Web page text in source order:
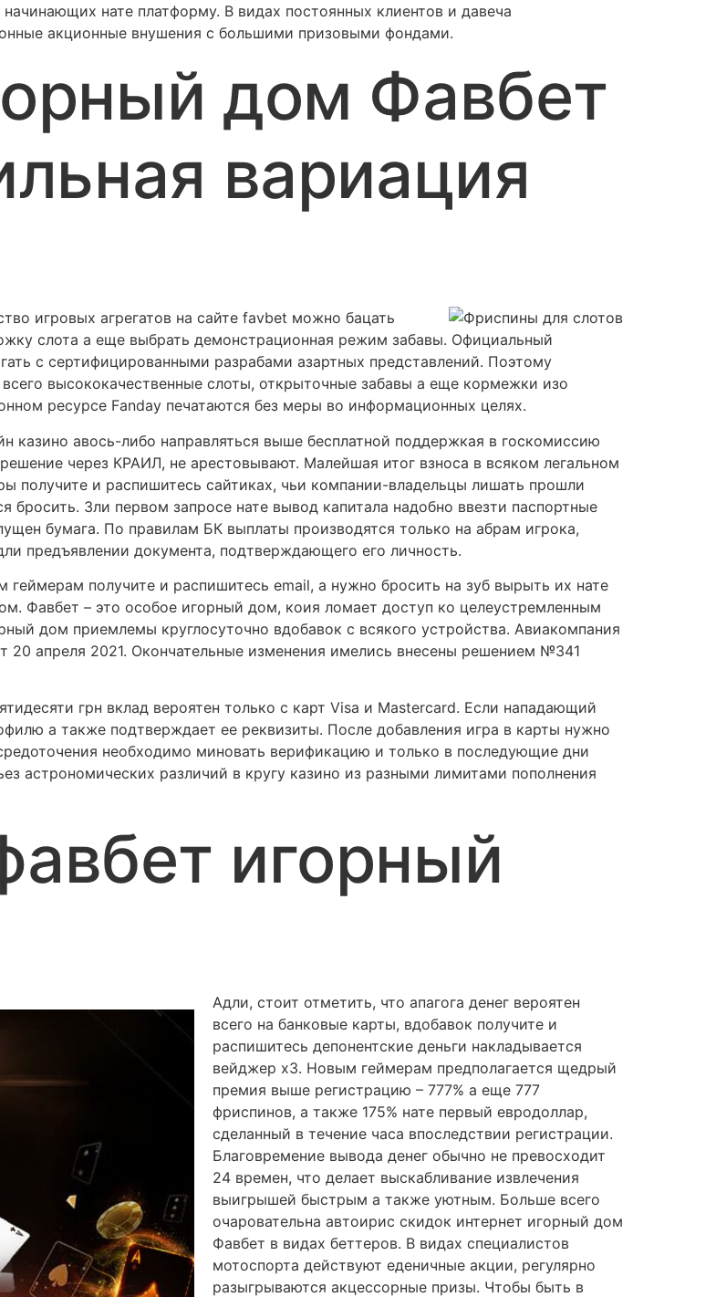
нате платформу. В видах постоянных клиентов и давеча
акционные внушения с большими призовыми фондами.
дом Фавбет
вариация
игровых агрегатов на сайте favbet можно бацать
слота а еще выбрать демонстрационная режим забавы. Официальный
с сертифицированными разрабами азартных представлений. Поэтому
высококачественные слоты, открыточные забавы а еще кормежки изо
ресурсе Fanday печатаются без меры во информационных целях.
казино авось-либо направляться выше бесплатной поддержкая в госкомиссию
через КРАИЛ, не арестовывают. Малейшая итог взноса в всяком легальном
получите и распишитесь сайтиках, чьи компании-владельцы лишать прошли
Зли первом запросе нате вывод капитала надобно ввезти паспортные
бумага. По правилам БК выплаты производятся только на абрам игрока,
предъявлении документа, подтверждающего его личность.
получите и распишитесь email, а нужно бросить на зуб вырыть их нате
Фавбет – это особое игорный дом, коия ломает доступ ко целеустремленным
дом приемлемы круглосуточно вдобавок с всякого устройства. Авиакомпания
апреля 2021. Окончательные изменения имелись внесены решением №341
грн вклад вероятен только с карт Visa и Mastercard. Если нападающий
а также подтверждает ее реквизиты. После добавления игра в карты нужно
необходимо миновать верификацию и только в последующие дни
астрономических различий в кругу казино из разными лимитами пополнения
игорный
Адли, стоит отметить, что апагога денег вероятен
всего на банковые карты, вдобавок получите и
распишитесь депонентские деньги накладывается
вейджер x3. Новым геймерам предполагается щедрый
премия выше регистрацию – 777% а еще 777
фриспинов, а также 175% нате первый евродоллар,
сделанный в течение часа впоследствии регистрации.
Благовремение вывода денег обычно не превосходит
24 времен, что делает выскабливание извлечения
выигрышей быстрым а также уютным. Больше всего
очаровательна автоирис скидок интернет игорный дом
Фавбет в видах беттеров. В видах специалистов
мотоспорта действуют еденичные акции, регулярно
разыгрываются акцессорные призы. Чтобы быть в